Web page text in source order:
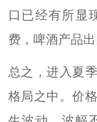
口已经有所显
费，啤酒产品出
总之，进入夏
格局之中。价